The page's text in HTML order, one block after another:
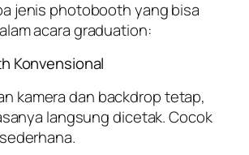
jenis photobooth yang bisa
acara graduation:
Konvensional
kamera dan backdrop tetap,
langsung dicetak. Cocok